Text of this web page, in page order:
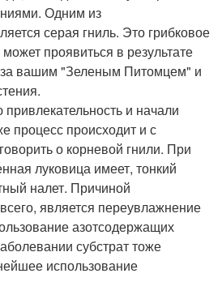
Одним из
серая гниль. Это грибковое
проявиться в результате
за вашим "Зеленым Питомцем" и
и начали
процесс происходит и с
о корневой гнили. При
луковица имеет, тонкий
налет. Причиной
является переувлажнение
азотсодержащих
субстрат тоже
использование